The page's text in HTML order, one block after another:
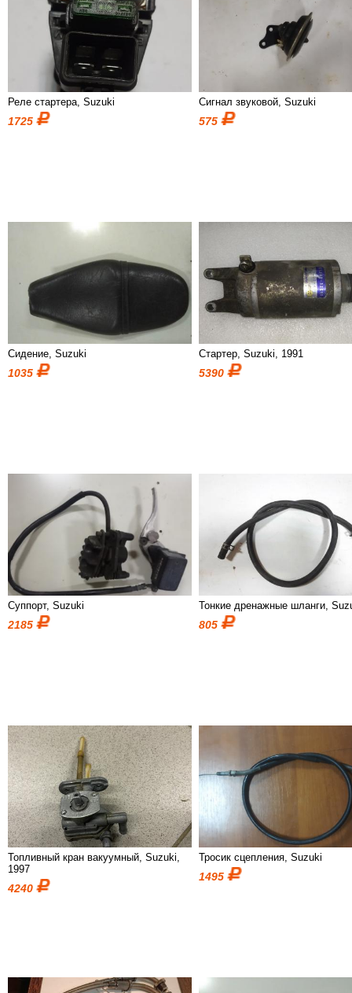
Реле стартера, Suzuki
1725
Сигнал звуковой, Suzuki
575
Сидение, Suzuki
1035
Стартер, Suzuki, 1991
5390
Суппорт, Suzuki
2185
Тонкие дренажные шланги,
805
Топливный кран вакуумный, Suzuki,
1997
4240
Тросик сцепления, Suzuki
1495